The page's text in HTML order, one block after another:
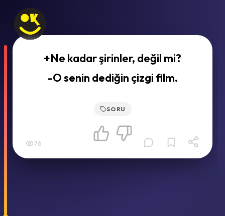
+Ne kadar şirinler, değil mi?
-O senin dediğin çizgi film.
SORU
76